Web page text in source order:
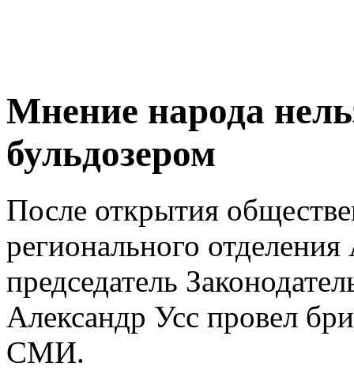
Мнение народа
бульдозером
После открытия
регионального
председатель
Александр Усс провел
СМИ.